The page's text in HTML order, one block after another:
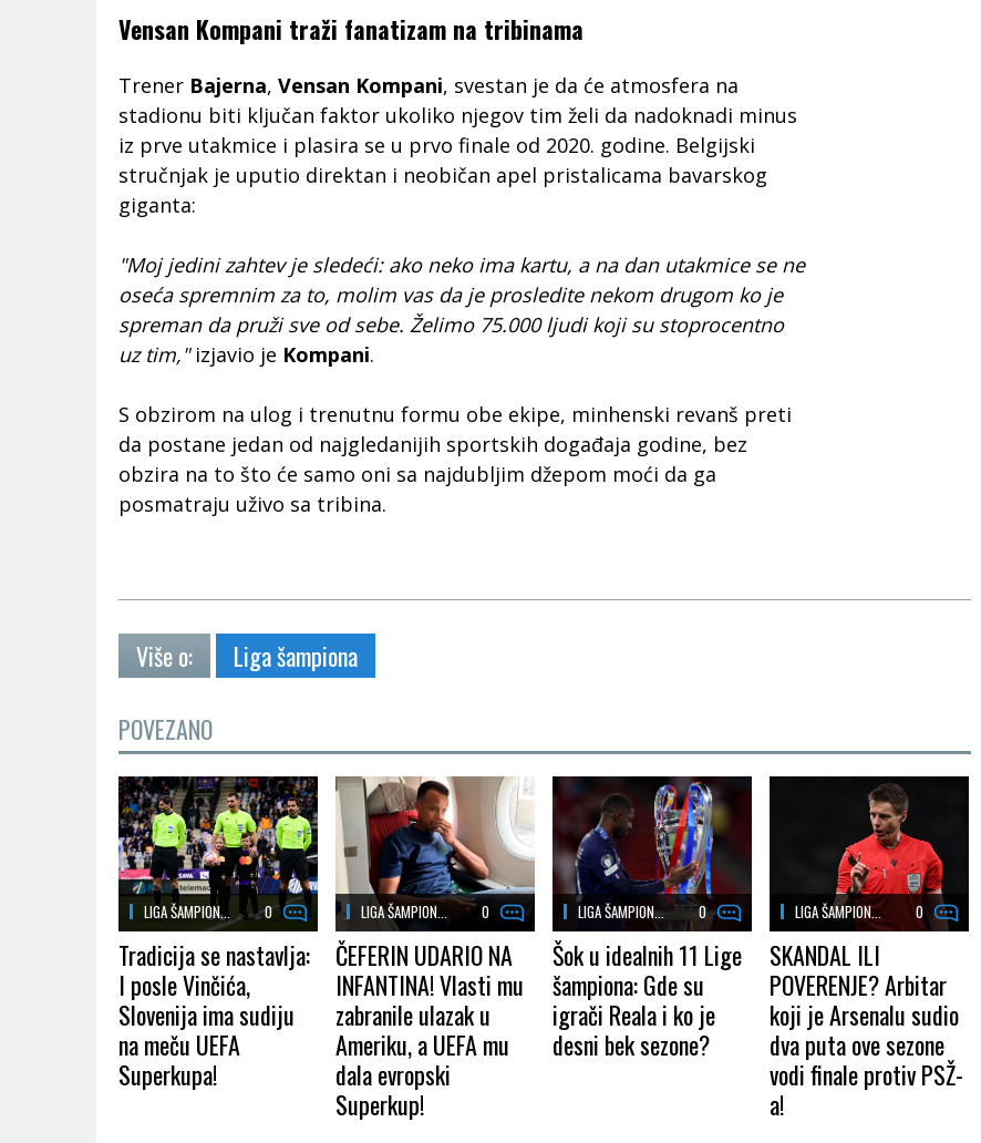
Vensan Kompani traži fanatizam na tribinama
Trener Bajerna, Vensan Kompani, svestan je da će atmosfera na
stadionu biti ključan faktor ukoliko njegov tim želi da nadoknadi minus
iz prve utakmice i plasira se u prvo finale od 2020. godine. Belgijski
stručnjak je uputio direktan i neobičan apel pristalicama bavarskog
giganta:
"Moj jedini zahtev je sledeći: ako neko ima kartu, a na dan utakmice se ne
oseća spremnim za to, molim vas da je prosledite nekom drugom ko je
spreman da pruži sve od sebe. Želimo 75.000 ljudi koji su stoprocentno
uz tim,"izjavio je Kompani.
S obzirom na ulog i trenutnu formu obe ekipe, minhenski revanš preti
da postane jedan od najgledanijih sportskih događaja godine, bez
obzira na to što će samo oni sa najdubljim džepom moći da ga
posmatraju uživo sa tribina.
Više o: Liga šampiona
POVEZANO
LIGA ŠAMPION... 0
Tradicija se nastavlja:
I posle Vinčića,
Slovenija ima sudiju
na meču UEFA
Superkupa!
LIGA ŠAMPION... 0
ČEFERIN UDARIO NA
INFANTINA! Vlasti mu
zabranile ulazak u
Ameriku, a UEFA mu
dala evropski
Superkup!
LIGA ŠAMPION... 0
Šok u idealnih 11 Lige
šampiona: Gde su
igrači Reala i ko je
desni bek sezone?
LIGA ŠAMPION... 0
SKANDAL ILI
POVERENJE? Arbitar
koji je Arsenalu sudio
dva puta ove sezone
vodi finale protiv PSŽ-
a!